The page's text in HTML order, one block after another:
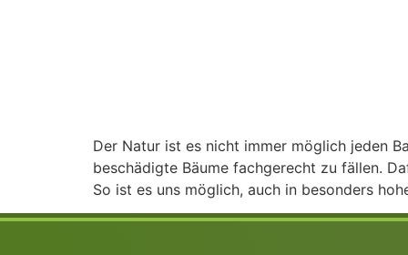
Der Natur ist es nicht immer möglich jeden
beschädigte Bäume fachgerecht zu fällen.
So ist es uns möglich, auch in besonders